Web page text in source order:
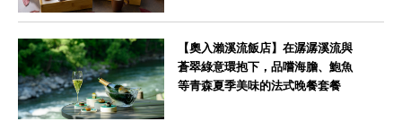
【奧入瀨溪流飯店】在潺潺溪流與
蒼翠綠意環抱下，品嚐海膽、鮑魚
等青森夏季美味的法式晚餐套餐